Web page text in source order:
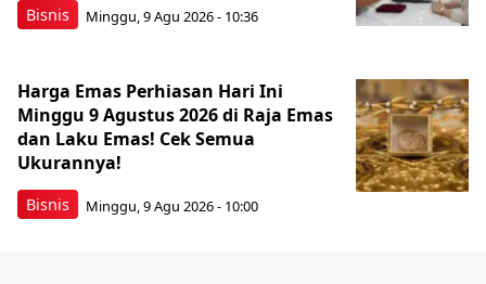
Bisnis Minggu, 9 Agu 2026 - 10:36
Bisnis
Harga Emas Perhiasan Hari Ini
Minggu 9 Agustus 2026 di Raja Emas
dan Laku Emas! Cek Semua
Ukurannya!
Minggu, 9 Agu 2026 - 10:00